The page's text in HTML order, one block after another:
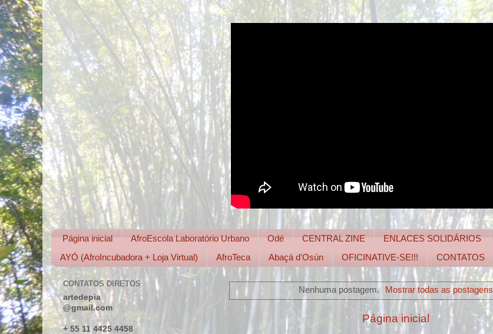
Página inicial AfroEscola Laboratório Urbano Odé CENTRAL ZINE ENLACES SOLIDÁRIOS
AYÓ (AfroIncubadora + Loja Virtual)
AfroTeca Abaçá d'Osún OFICINATIVE-SE!!! CONTATOS
Nenhuma postagem. Mostrar todas as postagens
Página inicial
CONTATOS DIRETOS
artedepia
@gmail.com
+ 55 11 4425 4458